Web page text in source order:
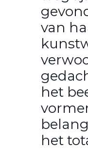
van
het
het